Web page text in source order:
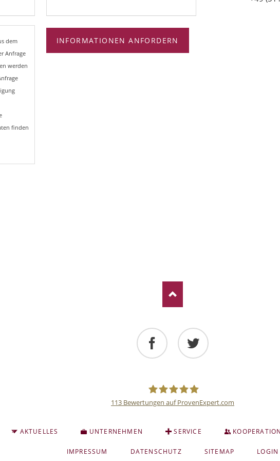
dem
Anfrage
werden
finden
INFORMATIONEN ANFORDERN
Anlage
113 Bewertungen auf ProvenExpert.com
AKTUELLES UNTERNEHMEN SERVICE KOOPERATION
ÜBERSPRINGEN
IMPRESSUM DATENSCHUTZ SITEMAP LOGIN